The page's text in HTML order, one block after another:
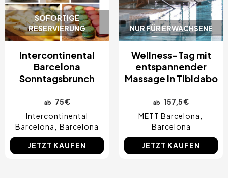
SOFORTIGE
RESERVIERUNG
Intercontinental
Barcelona
Sonntagsbrunch
ab
75 €
Intercontinental
Barcelona
Barcelona
JETZT KAUFEN
NUR FÜR ERWACHSENE
Wellness-Tag mit
entspannender
Massage in Tibidabo
ab
157,5 €
METT Barcelona
Barcelona
JETZT KAUFEN